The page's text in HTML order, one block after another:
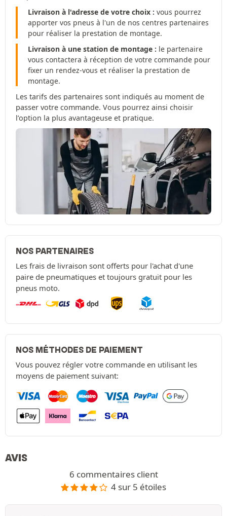
Livraison à l'adresse de votre choix : vous pourrez
apporter vos pneus à l'un de nos centres partenaires
pour réaliser la prestation de montage.
Livraison à une station de montage : le partenaire
vous contactera à réception de votre commande pour
fixer un rendez-vous et réaliser la prestation de
montage.
Les tarifs des partenaires sont indiqués au moment de
passer votre commande. Vous pourrez ainsi choisir
l’option la plus avantageuse et pratique.
NOS PARTENAIRES
Les frais de livraison sont offerts pour l'achat d'une
paire de pneumatiques et toujours gratuit pour les
pneus moto.
NOS MÉTHODES DE PAIEMENT
Vous pouvez régler votre commande en utilisant les
moyens de paiement suivant:
AVIS
6 commentaires client
4 sur 5 étoiles